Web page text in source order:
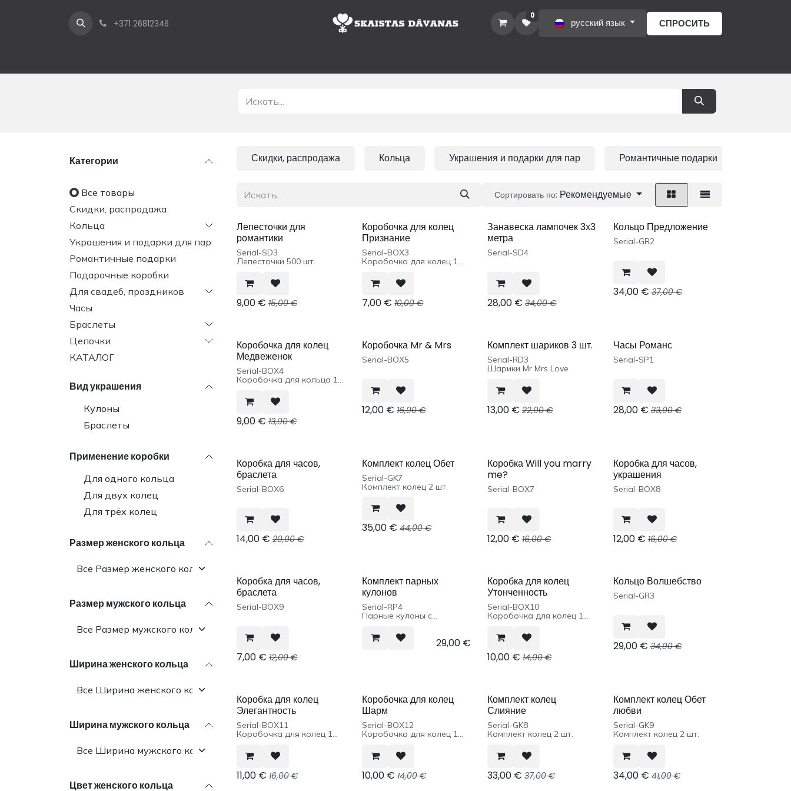
+371 26812346
0
русский язык СПРОСИТЬ
Категории
Все товары
Скидки, распродажа
Кольца
Украшения и подарки для пар
Романтичные подарки
Подарочные коробки
Для свадеб, праздников
Часы
Браслеты
Цепочки
КАТАЛОГ
Вид украшения
Кулоны
Браслеты
Применение коробки
Для одного кольца
Для двух колец
Для трёх колец
Размер женского кольца
Размер мужского кольца
Ширина женского кольца
Ширина мужского кольца
Цвет женского кольца
Скидки, распродажа Кольца Украшения и подарки для пар Романтичные подарки
Сортировать по: Рекомендуемые
Лепесточки для
романтики
Serial-SD3
Лепесточки 500 шт.
9,00 € 15,00€
Коробочка для колец
Признание
Serial-BOX3
Коробочка для колец 1
7,00 € 10,00€
Занавеска лампочек 3х3
метра
Serial-SD4
28,00 € 34,00€
Кольцо Предложение
Serial-GR2
34,00€ 37,00€
Коробочка для колец
Медвеженок
Serial-BOX4
Коробочка для кольца 1
9,00 € 13,00€
Коробочка Mr & Mrs
Serial-BOX5
12,00 € 16,00€
Комплект шариков 3 шт.
Serial-RD3
Шарики Mr Mrs Love
13,00 € 22,00€
Часы Романс
Serial-SP1
28,00€ 33,00€
Коробка для часов,
браслета
Serial-BOX6
14,00 € 20,00€
Комплект колец Обет
Serial-GK7
Комплект колец 2 шт.
35,00 € 44,00€
Коробка Will you marry
me?
Serial-BOX7
12,00 € 16,00€
Коробка для часов,
украшения
Serial-BOX8
12,00€ 16,00€
Коробка для часов,
браслета
Serial-BOX9
7,00 € 12,00€
Комплект парных
кулонов
Serial-RP4
Парные кулоны с
29,00 €
Коробка для колец
Утонченность
Serial-BOX10
Коробочка для колец 1
10,00 € 14,00€
Кольцо Волшебство
Serial-GR3
29,00€ 34,00€
Коробка для колец
Элегантность
Serial-BOX11
Коробочка для колец 1
11,00 € 16,00€
Коробочка для колец
Шарм
Serial-BOX12
Коробочка для колец 1
10,00 € 14,00€
Комплект колец
Слияние
Serial-GK8
Комплект колец 2 шт.
33,00 € 37,00€
Комплект колец Обет
любви
Serial-GK9
Комплект колец 2 шт.
34,00€ 41,00€